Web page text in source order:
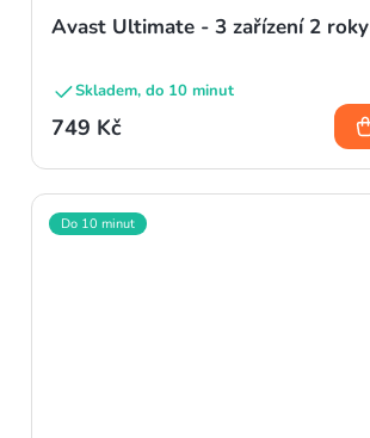
Avast Ultimate - 3 zařízení 2 roky
Skladem, do 10 minut
749 Kč
Do 10 minut